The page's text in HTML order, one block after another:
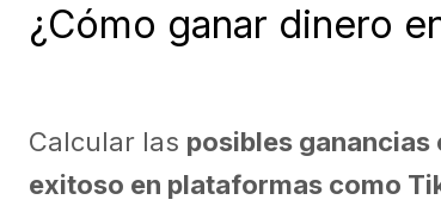
¿Cómo ganar dinero
Calcular las posibles
exitoso en plataformas como